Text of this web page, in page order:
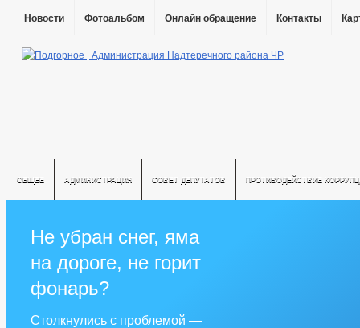
Новости Фотоальбом Онлайн обращение Контакты
ОБЩЕЕ АДМИНИСТРАЦИЯ СОВЕТ ДЕПУТАТОВ ПРОТИВОДЕЙСТВИЕ
Не убран снег, яма
на дороге, не горит
фонарь?
Столкнулись с проблемой —